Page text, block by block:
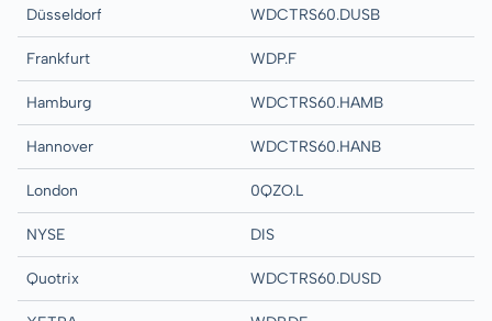
Düsseldorf WDCTRS60.DUSB
Frankfurt WDP.F
Hamburg WDCTRS60.HAMB
Hannover WDCTRS60.HANB
London 0QZO.L
NYSE DIS
Quotrix WDCTRS60.DUSD